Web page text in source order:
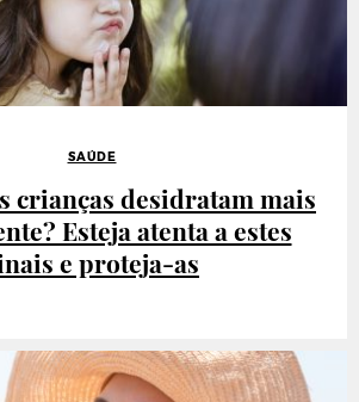
SAÚDE
crianças desidratam mais
Esteja atenta a estes
e proteja-as